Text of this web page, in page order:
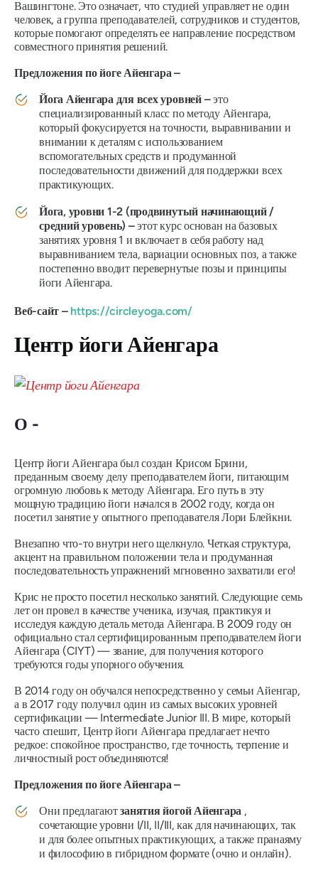
Вашингтоне. Это означает, что студией управляет не один
человек, а группа преподавателей, сотрудников и студентов,
которые помогают определять ее направление посредством
совместного принятия решений.
Предложения по йоге Айенгара –
Йога Айенгара для всех уровней –это
специализированный класс по методу Айенгара,
который фокусируется на точности, выравнивании и
внимании к деталям с использованием
вспомогательных средств и продуманной
последовательности движений для поддержки всех
практикующих.
Йога, уровни 1-2 (продвинутый начинающий /
средний уровень) –этот курс основан на базовых
занятиях уровня 1 и включает в себя работу над
выравниванием тела, вариации основных поз, а также
постепенно вводит перевернутые позы и принципы
йоги Айенгара.
Веб-сайт –https://circleyoga.com/
Центр йоги Айенгара
О -
Центр йоги Айенгара был создан Крисом Брини,
преданным своему делу преподавателем йоги, питающим
огромную любовь к методу Айенгара. Его путь в эту
мощную традицию йоги начался в 2002 году, когда он
посетил занятие у опытного преподавателя Лори Блейкни.
Внезапно что-то внутри него щелкнуло. Четкая структура,
акцент на правильном положении тела и продуманная
последовательность упражнений мгновенно захватили его!
Крис не просто посетил несколько занятий. Следующие семь
лет он провел в качестве ученика, изучая, практикуя и
исследуя каждую деталь метода Айенгара. В 2009 году он
официально стал сертифицированным преподавателем йоги
Айенгара (CIYT) — звание, для получения которого
требуются годы упорного обучения.
В 2014 году он обучался непосредственно у семьи Айенгар,
а в 2017 году получил один из самых высоких уровней
сертификации — Intermediate Junior III. В мире, который
часто спешит, Центр йоги Айенгара предлагает нечто
редкое: спокойное пространство, где точность, терпение и
личностный рост объединяются!
Предложения по йоге Айенгара –
Они предлагаютзанятия йогой Айенгара ,
сочетающие уровни I/II, II/III, как для начинающих, так
и для более опытных практикующих, а также пранаяму
и философию в гибридном формате (очно и онлайн).